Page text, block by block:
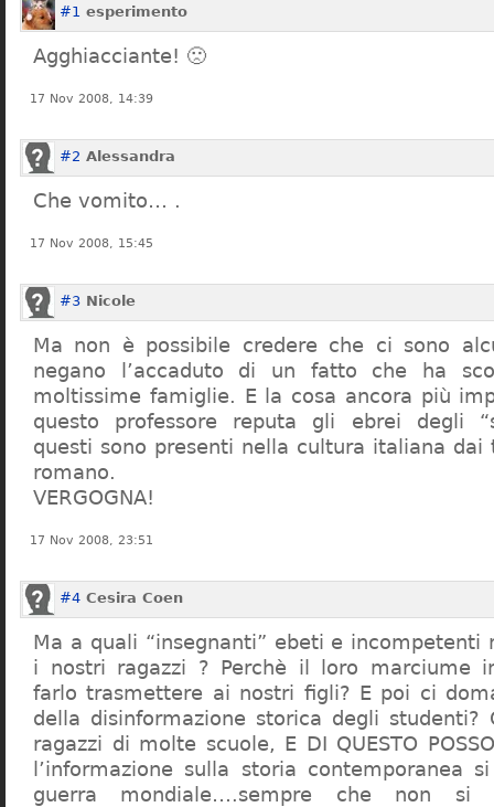
#1 esperimento
Agghiacciante! 🙁
17 Nov 2008, 14:39
#2 Alessandra
Che vomito… .
17 Nov 2008, 15:45
#3 Nicole
Ma non è possibile credere che ci sono
negano l’accaduto di un fatto che ha
moltissime famiglie. E la cosa ancora più
questo professore reputa gli ebrei degli
questi sono presenti nella cultura italiana dai
romano.
VERGOGNA!
17 Nov 2008, 23:51
#4 Cesira Coen
Ma a quali “insegnanti” ebeti e
i nostri ragazzi ? Perchè il loro marciume
farlo trasmettere ai nostri figli? E poi ci
della disinformazione storica degli
ragazzi di molte scuole, E DI QUESTO POSSO
l’informazione sulla storia contemporanea
guerra mondiale….sempre che non